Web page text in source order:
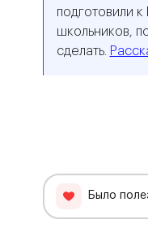
подготовили
школьников,
сделать.
Было